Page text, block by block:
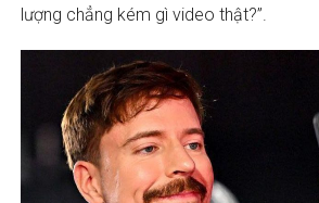
lượng chẳng kém gì video thật?”.